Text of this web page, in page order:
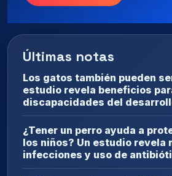
Últimas notas
Los gatos también pueden
estudio revela beneficios
discapacidades del
¿Tener un perro ayuda a
los niños? Un estudio revela
infecciones y uso de